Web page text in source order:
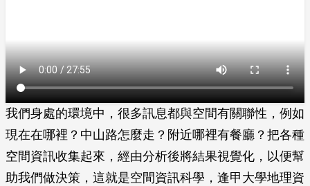
我們身處的環境中，很多訊息都與空間有關聯性，例如
現在在哪裡？中山路怎麼走？附近哪裡有餐廳？把各種
空間資訊收集起來，經由分析後將結果視覺化，以便幫
助我們做決策，這就是空間資訊科學，逢甲大學地理資